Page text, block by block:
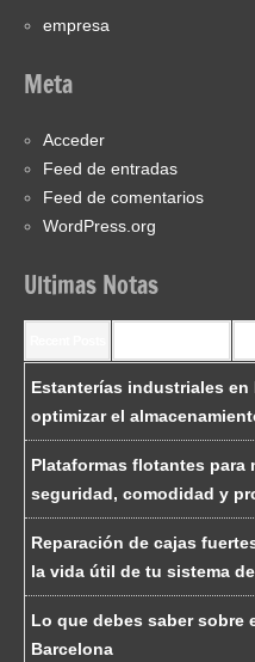
empresa
Meta
Acceder
Feed de entradas
Feed de comentarios
WordPress.org
Ultimas Notas
Estanterías industriales en
optimizar el
Plataformas flotantes para
seguridad, comodidad y
Reparación de cajas
la vida útil de tu sistema
Lo que debes saber sobre
Barcelona